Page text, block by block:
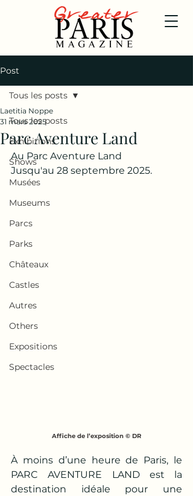
Post
Tous les posts
Exhibitions
Shows
Musées
Museums
Parcs
Parks
Châteaux
Castles
Autres
Others
Expositions
Spectacles
Tous les posts
Parc Aventure Land
Laetitia Noppe
31 mars 2025
Au Parc Aventure Land
Jusqu'au 28 septembre 2025.
Affiche de l’exposition © DR
À moins d’une heure de Paris, le
PARC AVENTURE LAND est la
destination idéale pour une